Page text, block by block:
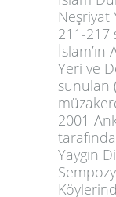
Neşriyat
211-217
İslam’ın
Yeri ve
sunulan
2001-
Yaygın